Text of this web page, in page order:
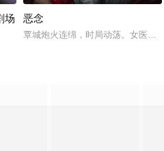
都难以维持秩序。这位恪守原则与传统
场
恶念
覃城炮火连绵，时局动荡。女医学